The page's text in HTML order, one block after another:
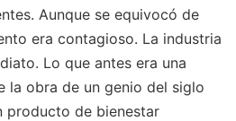
Aunque se equivocó de
era contagioso. La industria
Lo que antes era una
la obra de un genio del siglo
producto de bienestar